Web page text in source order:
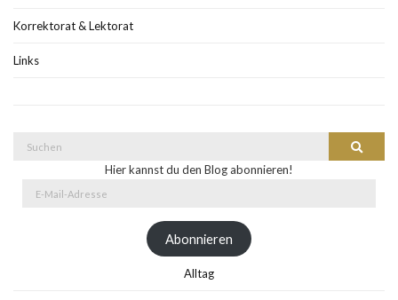
Korrektorat & Lektorat
Links
Suchen
Hier kannst du den Blog abonnieren!
Abonnieren
Alltag